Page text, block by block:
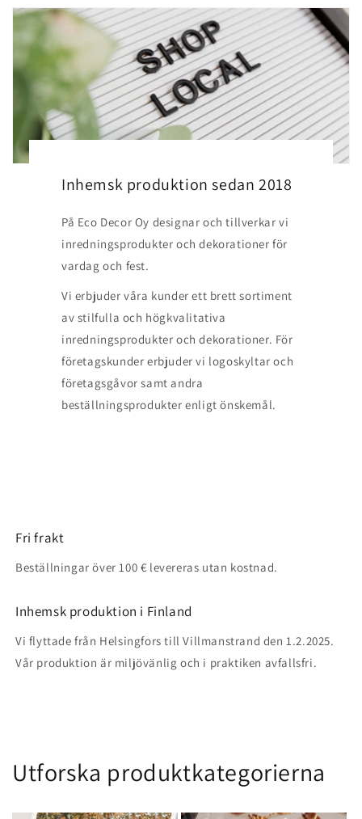
Inhemsk produktion sedan 2018
På Eco Decor Oy designar och tillverkar vi
inredningsprodukter och dekorationer för
vardag och fest.
Vi erbjuder våra kunder ett brett sortiment
av stilfulla och högkvalitativa
inredningsprodukter och dekorationer. För
företagskunder erbjuder vi logoskyltar och
företagsgåvor samt andra
beställningsprodukter enligt önskemål.
Fri frakt
Beställningar över 100 € levereras utan kostnad.
Inhemsk produktion i Finland
Vi flyttade från Helsingfors till Villmanstrand den 1.2.2025.
Vår produktion är miljövänlig och i praktiken avfallsfri.
Utforska produktkategorierna